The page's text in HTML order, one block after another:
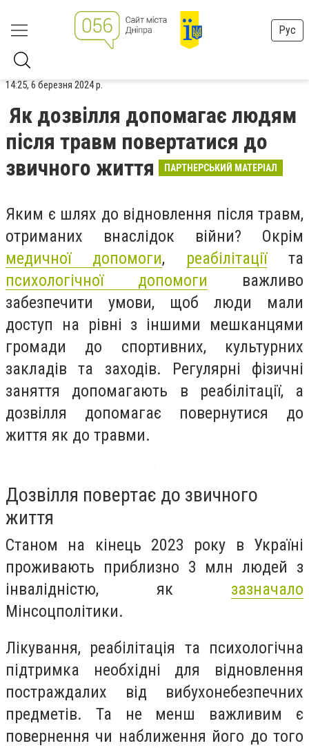
Рус
14:25, 6 березня 2024 р.
Як дозвілля допомагає людям
після травм повертатися до
звичного життя
ПАРТНЕРСЬКИЙ МАТЕРІАЛ
Яким є шлях до відновлення після травм,
отриманих внаслідок війни? Окрім
медичної допомоги, реабілітаціїта
психологічної допомоги важливо
забезпечити умови, щоб люди мали
доступ на рівні з іншими мешканцями
громади до спортивних, культурних
закладів та заходів. Регулярні фізичні
заняття допомагають в реабілітації, а
дозвілля допомагає повернутися до
життя як до травми.
Дозвілля повертає до звичного
життя
Станом на кінець 2023 року в Україні
проживають приблизно 3 млн людей з
інвалідністю, як зазначало
Мінсоцполітики.
Лікування, реабілітація та психологічна
підтримка необхідні для відновлення
постраждалих від вибухонебезпечних
предметів. Та не менш важливим є
повернення чи наближення його до того